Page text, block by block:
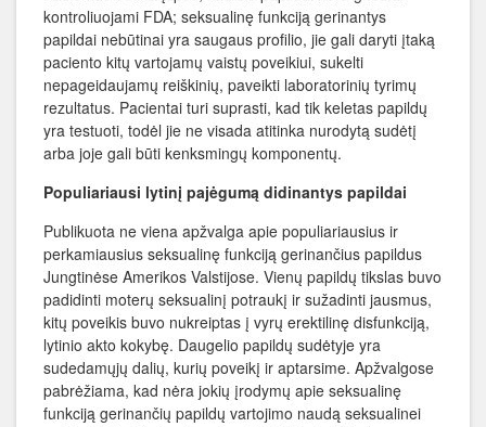
kontroliuojami FDA; seksualinę funkciją gerinantys
papildai nebūtinai yra saugaus profilio, jie gali daryti įtaką
paciento kitų vartojamų vaistų poveikiui, sukelti
nepageidaujamų reiškinių, paveikti laboratorinių tyrimų
rezultatus. Pacientai turi suprasti, kad tik keletas papildų
yra testuoti, todėl jie ne visada atitinka nurodytą sudėtį
arba joje gali būti kenksmingų komponentų.
Populiariausi lytinį pajėgumą didinantys papildai
Publikuota ne viena apžvalga apie populiariausius ir
perkamiausius seksualinę funkciją gerinančius papildus
Jungtinėse Amerikos Valstijose. Vienų papildų tikslas buvo
padidinti moterų seksualinį potraukį ir sužadinti jausmus,
kitų poveikis buvo nukreiptas į vyrų erektilinę disfunkciją,
lytinio akto kokybę. Daugelio papildų sudėtyje yra
sudedamųjų dalių, kurių poveikį ir aptarsime. Apžvalgose
pabrėžiama, kad nėra jokių įrodymų apie seksualinę
funkciją gerinančių papildų vartojimo naudą seksualinei